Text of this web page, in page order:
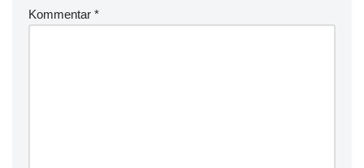
Kommentar *